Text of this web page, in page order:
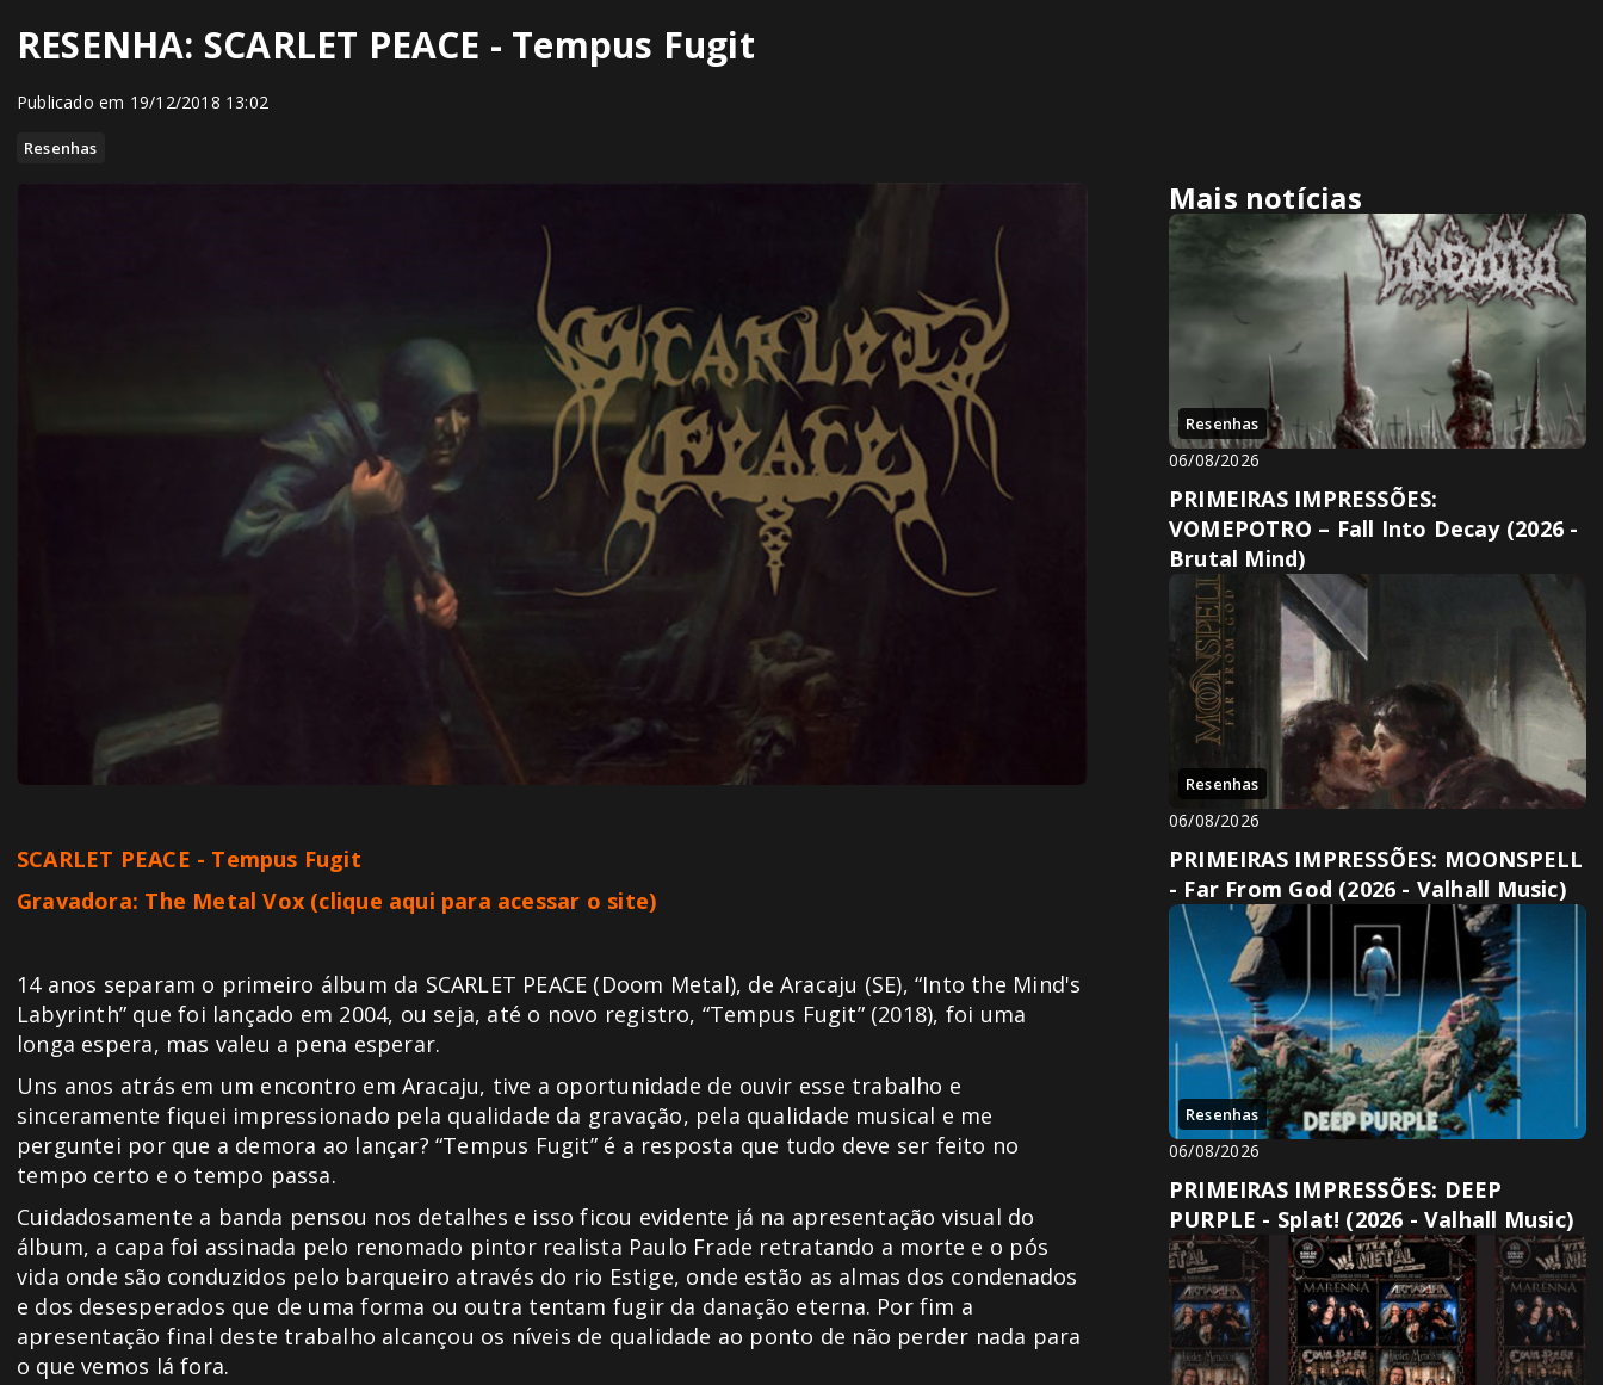
RESENHA: SCARLET PEACE - Tempus Fugit
Publicado em 19/12/2018 13:02
Resenhas
SCARLET PEACE - Tempus Fugit
Gravadora: The Metal Vox (clique aqui para acessar o site)
14 anos separam o primeiro álbum da SCARLET PEACE (Doom Metal), de Aracaju (SE), “Into the Mind's
Labyrinth” que foi lançado em 2004, ou seja, até o novo registro, “Tempus Fugit” (2018), foi uma
longa espera, mas valeu a pena esperar.
Uns anos atrás em um encontro em Aracaju, tive a oportunidade de ouvir esse trabalho e
sinceramente fiquei impressionado pela qualidade da gravação, pela qualidade musical e me
perguntei por que a demora ao lançar? “Tempus Fugit” é a resposta que tudo deve ser feito no
tempo certo e o tempo passa.
Cuidadosamente a banda pensou nos detalhes e isso ficou evidente já na apresentação visual do
álbum, a capa foi assinada pelo renomado pintor realista Paulo Frade retratando a morte e o pós
vida onde são conduzidos pelo barqueiro através do rio Estige, onde estão as almas dos condenados
e dos desesperados que de uma forma ou outra tentam fugir da danação eterna. Por fim a
apresentação final deste trabalho alcançou os níveis de qualidade ao ponto de não perder nada para
o que vemos lá fora.
Mais notícias
Resenhas
06/08/2026
PRIMEIRAS IMPRESSÕES:
VOMEPOTRO – Fall Into Decay (2026 -
Brutal Mind)
Resenhas
06/08/2026
PRIMEIRAS IMPRESSÕES: MOONSPELL
- Far From God (2026 - Valhall Music)
Resenhas
06/08/2026
PRIMEIRAS IMPRESSÕES: DEEP
PURPLE - Splat! (2026 - Valhall Music)